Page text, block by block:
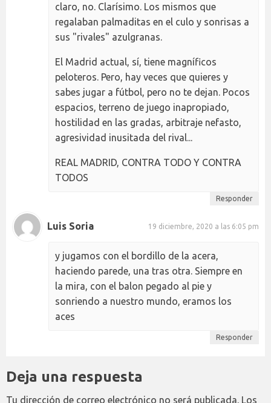
claro, no. Clarísimo. Los mismos que
regalaban palmaditas en el culo y sonrisas a
sus "rivales" azulgranas.
El Madrid actual, sí, tiene magníficos
peloteros. Pero, hay veces que quieres y
sabes jugar a fútbol, pero no te dejan. Pocos
espacios, terreno de juego inapropiado,
hostilidad en las gradas, arbitraje nefasto,
agresividad inusitada del rival...
REAL MADRID, CONTRA TODO Y CONTRA
TODOS
Responder
Luis Soria 19 diciembre, 2020 a las 6:05 pm
y jugamos con el bordillo de la acera,
haciendo parede, una tras otra. Siempre en
la mira, con el balon pegado al pie y
sonriendo a nuestro mundo, eramos los
aces
Responder
Deja una respuesta
Tu dirección de correo electrónico no será publicada. Los